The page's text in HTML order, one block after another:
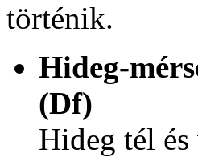
történik.
Hideg-
(Df)
Hideg tél